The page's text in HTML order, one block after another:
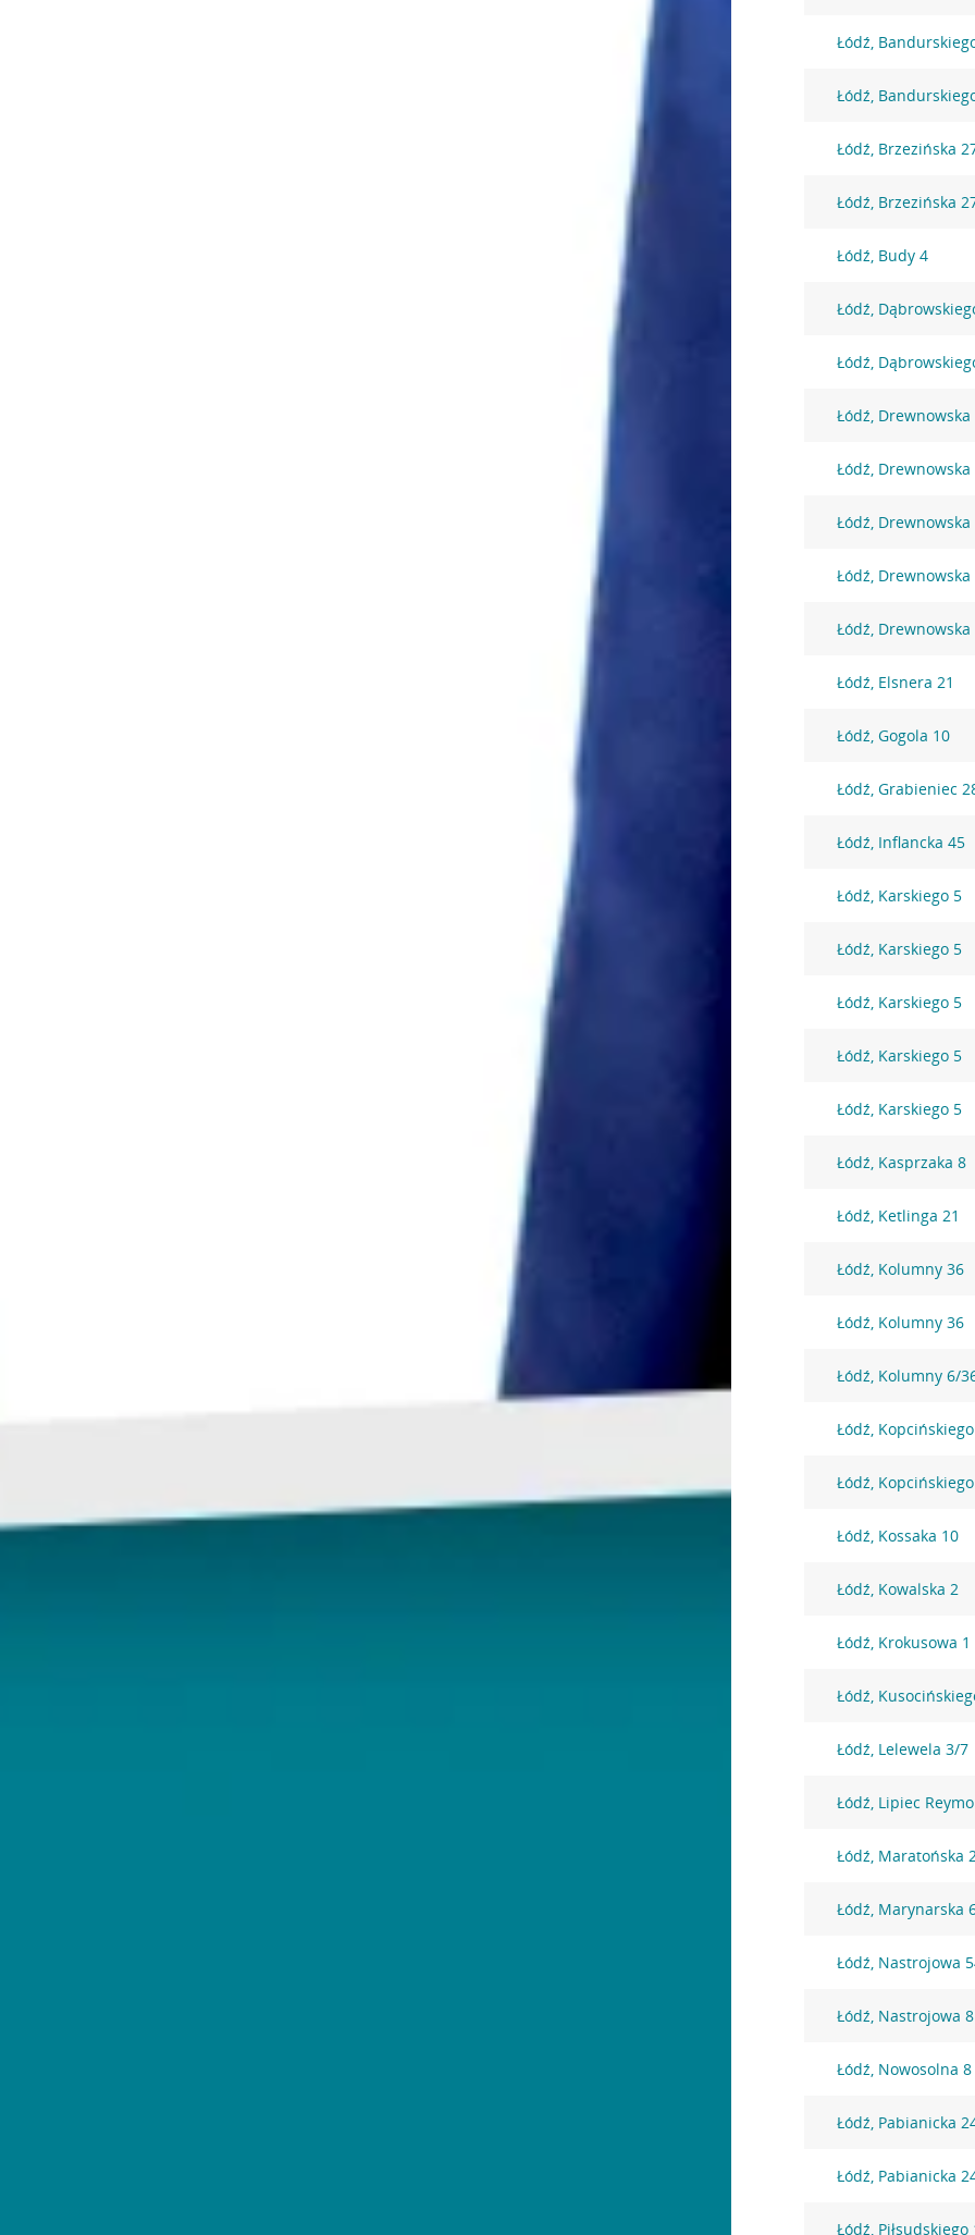
Łódź,
Łódź,
Łódź, Brzezińska
Łódź, Brzezińska
Łódź, Budy 4
Łódź,
Łódź,
Łódź, Drewnowska
Łódź, Drewnowska
Łódź, Drewnowska
Łódź, Drewnowska
Łódź, Drewnowska
Łódź, Elsnera 21
Łódź, Gogola 10
Łódź, Grabieniec
Łódź, Inflancka 45
Łódź, Karskiego 5
Łódź, Karskiego 5
Łódź, Karskiego 5
Łódź, Karskiego 5
Łódź, Karskiego 5
Łódź, Kasprzaka 8
Łódź, Ketlinga 21
Łódź, Kolumny 36
Łódź, Kolumny 36
Łódź, Kolumny 6/
Łódź,
Łódź,
Łódź, Kossaka 10
Łódź, Kowalska 2
Łódź, Krokusowa 1
Łódź,
Łódź, Lelewela 3/7
Łódź, Lipiec
Łódź, Maratońska
Łódź, Marynarska
Łódź, Nastrojowa
Łódź, Nastrojowa 8
Łódź, Nowosolna 8
Łódź, Pabianicka
Łódź, Pabianicka
Łódź, Piłsudskiego